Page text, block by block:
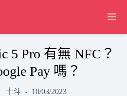
5 Pro 有無 NFC？
Pay 嗎？
十斗 10/03/2023